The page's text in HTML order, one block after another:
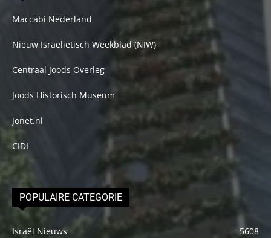
Maccabi Nederland
Nieuw Israelietisch Weekblad (NIW)
Centraal Joods Overleg
Joods Historisch Museum
Jonet.nl
CIDI
POPULAIRE CATEGORIE
Israël Nieuws
5608